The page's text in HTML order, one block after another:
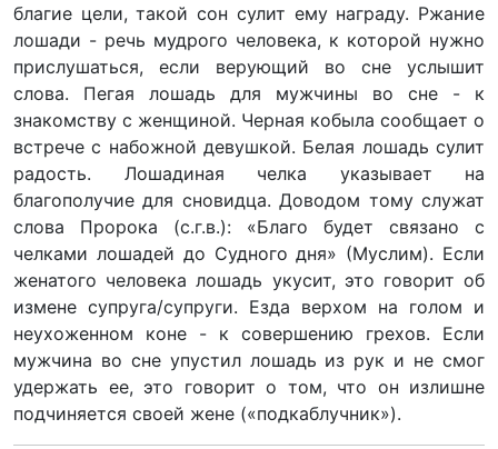
благие цели, такой сон сулит ему награду. Ржание
лошади - речь мудрого человека, к которой нужно
прислушаться, если верующий во сне услышит
слова. Пегая лошадь для мужчины во сне - к
знакомству с женщиной. Черная кобыла сообщает о
встрече с набожной девушкой. Белая лошадь сулит
радость. Лошадиная челка указывает на
благополучие для сновидца. Доводом тому служат
слова Пророка (с.г.в.): «Благо будет связано с
челками лошадей до Судного дня» (Муслим). Если
женатого человека лошадь укусит, это говорит об
измене супруга/супруги. Езда верхом на голом и
неухоженном коне - к совершению грехов. Если
мужчина во сне упустил лошадь из рук и не смог
удержать ее, это говорит о том, что он излишне
подчиняется своей жене («подкаблучник»).